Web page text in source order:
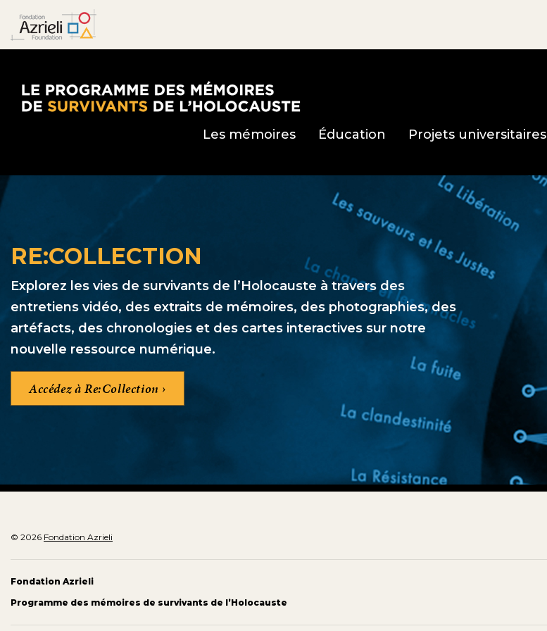
Le Programme des mémoires de survivants de l’holocauste page d'accueil
Les mémoires Éducation Projets universitaires
RE:COLLECTION
Explorez les vies de survivants de l’Holocauste à travers des
entretiens vidéo, des extraits de mémoires, des photographies, des
artéfacts, des chronologies et des cartes interactives sur notre
nouvelle ressource numérique.
Accédez à Re:Collection
© 2026 Fondation Azrieli
Fondation Azrieli
Programme des mémoires de survivants de l’Holocauste